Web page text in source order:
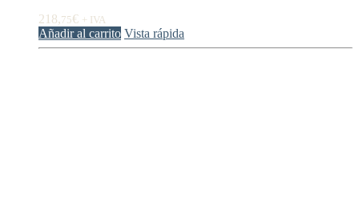
218,75€ + IVA
Añadir al carrito Vista rápida